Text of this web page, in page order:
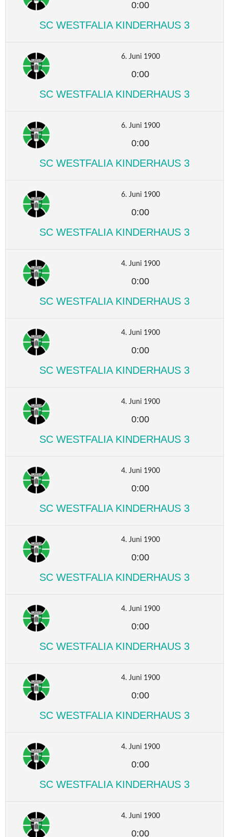
0:00
SC WESTFALIA KINDERHAUS 3
6. Juni 1900
0:00
SC WESTFALIA KINDERHAUS 3
6. Juni 1900
0:00
SC WESTFALIA KINDERHAUS 3
6. Juni 1900
0:00
SC WESTFALIA KINDERHAUS 3
4. Juni 1900
0:00
SC WESTFALIA KINDERHAUS 3
4. Juni 1900
0:00
SC WESTFALIA KINDERHAUS 3
4. Juni 1900
0:00
SC WESTFALIA KINDERHAUS 3
4. Juni 1900
0:00
SC WESTFALIA KINDERHAUS 3
4. Juni 1900
0:00
SC WESTFALIA KINDERHAUS 3
4. Juni 1900
0:00
SC WESTFALIA KINDERHAUS 3
4. Juni 1900
0:00
SC WESTFALIA KINDERHAUS 3
4. Juni 1900
0:00
SC WESTFALIA KINDERHAUS 3
4. Juni 1900
0:00